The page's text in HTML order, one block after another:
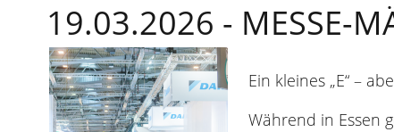
19.03.2026 - MESSE-
Ein kleines „E“ –
Während in Essen